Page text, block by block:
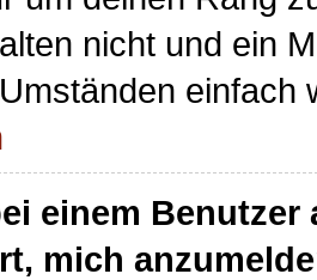
nicht und ein
einfach
einem
mich